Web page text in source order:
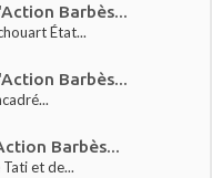
Barbès...
État...
Barbès...
Barbès...
et de...